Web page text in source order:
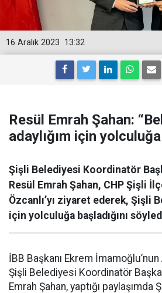
13:32
16 Aralık 2023
Resül Emrah Şahan:
adaylığım için
Şişli Belediyesi Koordinatör
Resül Emrah Şahan, CHP Şişli
Özcanlı’yı ziyaret ederek, Şişli
için yolculuğa başladığını
İBB Başkanı Ekrem İmamoğlu’nun
Şişli Belediyesi Koordinatör
Emrah Şahan, yaptığı paylaşımda